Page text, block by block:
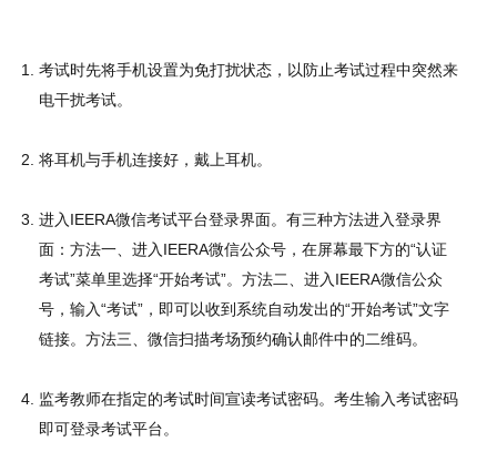
考试时先将手机设置为免打扰状态，以防止考试过程中突然来
电干扰考试。
将耳机与手机连接好，戴上耳机。
进入IEERA微信考试平台登录界面。有三种方法进入登录界
面：方法一、进入IEERA微信公众号，在屏幕最下方的“认证
考试”菜单里选择“开始考试”。方法二、进入IEERA微信公众
号，输入“考试”，即可以收到系统自动发出的“开始考试”文字
链接。方法三、微信扫描考场预约确认邮件中的二维码。
监考教师在指定的考试时间宣读考试密码。考生输入考试密码
即可登录考试平台。